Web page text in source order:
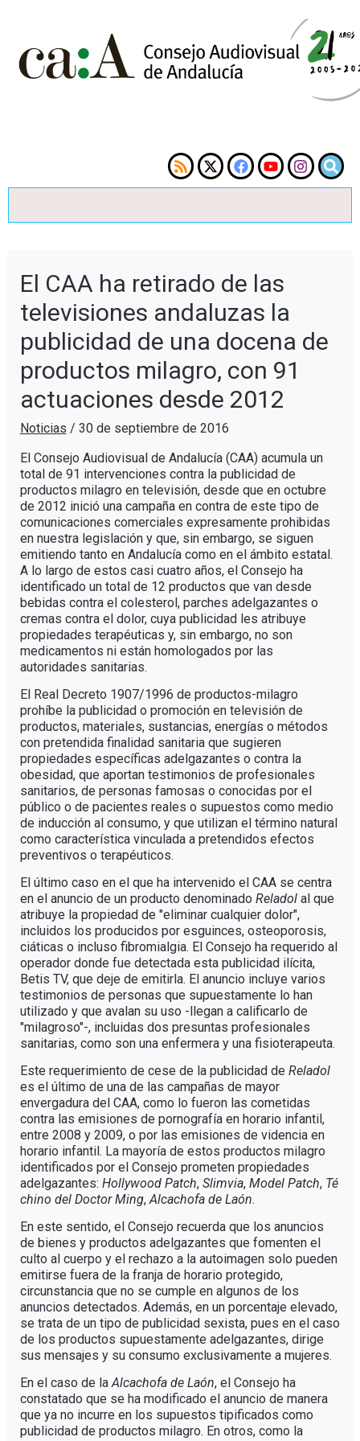
El CAA ha retirado de las
televisiones andaluzas la
publicidad de una docena de
productos milagro, con 91
actuaciones desde 2012
Noticias / 30 de septiembre de 2016
El Consejo Audiovisual de Andalucía (CAA) acumula un
total de 91 intervenciones contra la publicidad de
productos milagro en televisión, desde que en octubre
de 2012 inició una campaña en contra de este tipo de
comunicaciones comerciales expresamente prohibidas
en nuestra legislación y que, sin embargo, se siguen
emitiendo tanto en Andalucía como en el ámbito estatal.
A lo largo de estos casi cuatro años, el Consejo ha
identificado un total de 12 productos que van desde
bebidas contra el colesterol, parches adelgazantes o
cremas contra el dolor, cuya publicidad les atribuye
propiedades terapéuticas y, sin embargo, no son
medicamentos ni están homologados por las
autoridades sanitarias.
El Real Decreto 1907/1996 de productos-milagro
prohíbe la publicidad o promoción en televisión de
productos, materiales, sustancias, energías o métodos
con pretendida finalidad sanitaria que sugieren
propiedades específicas adelgazantes o contra la
obesidad, que aportan testimonios de profesionales
sanitarios, de personas famosas o conocidas por el
público o de pacientes reales o supuestos como medio
de inducción al consumo, y que utilizan el término natural
como característica vinculada a pretendidos efectos
preventivos o terapéuticos.
El último caso en el que ha intervenido el CAA se centra
en el anuncio de un producto denominado Reladolal que
atribuye la propiedad de "eliminar cualquier dolor",
incluidos los producidos por esguinces, osteoporosis,
ciáticas o incluso fibromialgia. El Consejo ha requerido al
operador donde fue detectada esta publicidad ilícita,
Betis TV, que deje de emitirla. El anuncio incluye varios
testimonios de personas que supuestamente lo han
utilizado y que avalan su uso -llegan a calificarlo de
"milagroso"-, incluidas dos presuntas profesionales
sanitarias, como son una enfermera y una fisioterapeuta.
Este requerimiento de cese de la publicidad de Reladol
es el último de una de las campañas de mayor
envergadura del CAA, como lo fueron las cometidas
contra las emisiones de pornografía en horario infantil,
entre 2008 y 2009, o por las emisiones de videncia en
horario infantil. La mayoría de estos productos milagro
identificados por el Consejo prometen propiedades
adelgazantes: Hollywood Patch, Slimvia, Model Patch, Té
chino del Doctor Ming,Alcachofa de Laón.
En este sentido, el Consejo recuerda que los anuncios
de bienes y productos adelgazantes que fomenten el
culto al cuerpo y el rechazo a la autoimagen solo pueden
emitirse fuera de la franja de horario protegido,
circunstancia que no se cumple en algunos de los
anuncios detectados. Además, en un porcentaje elevado,
se trata de un tipo de publicidad sexista, pues en el caso
de los productos supuestamente adelgazantes, dirige
sus mensajes y su consumo exclusivamente a mujeres.
En el caso de laAlcachofa de Laón, el Consejo ha
constatado que se ha modificado el anuncio de manera
que ya no incurre en los supuestos tipificados como
publicidad de productos milagro. En otros, como la